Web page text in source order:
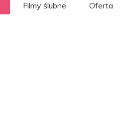
Filmy ślubne Oferta